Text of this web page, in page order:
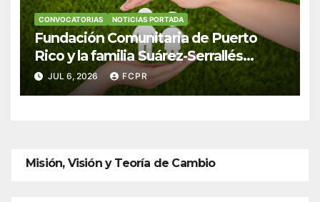
CONVOCATORIAS NOTICIAS PORTADA
Fundación Comunitaria de Puerto
Rico y la familia Suárez-Serrallés
anuncian convocatoria para fortalecer
hogares y albergues infantiles
JUL 6, 2026 FCPR
Misión, Visión y Teoría de Cambio